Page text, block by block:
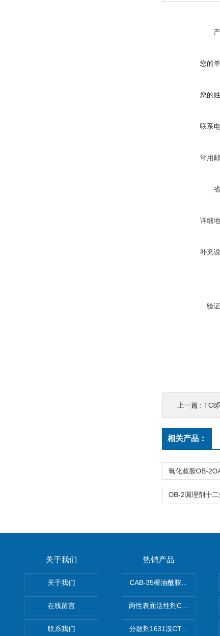
您的
您的
联系
常用
详细
补充
验
上一篇 : TC8
相关产品：
关于我们
关于我们
在线留言
联系我们
热销产品
CAB-35椰油酰胺丙基甜菜碱
两性表面活性剂CAB-30椰油
分散剂1631溴CTAB（十六烷